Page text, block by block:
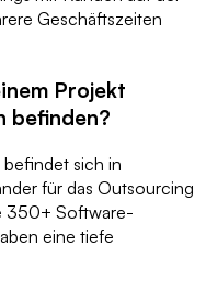
Geschäftszeiten
Projekt
befinden?
sich in
für das Outsourcing
350+ Software-
eine tiefe